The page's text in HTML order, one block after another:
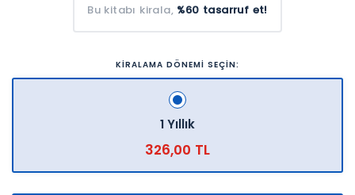
Bu kitabı kirala, %60 tasarruf et!
KİRALAMA DÖNEMİ SEÇİN:
1 Yıllık
326,00 TL